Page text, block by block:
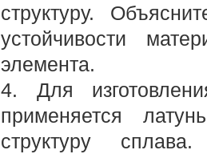
структуру.
устойчивости
элемента.
4. Для
применяется
структуру